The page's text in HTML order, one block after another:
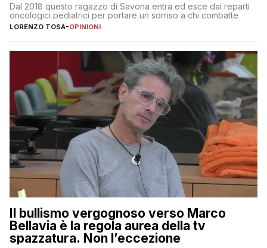
Dal 2018 questo ragazzo di Savona entra ed esce dai reparti
oncologici pediatrici per portare un sorriso a chi combatte
LORENZO TOSA-OPINIONI
Il bullismo vergognoso verso Marco
Bellavia è la regola aurea della tv
spazzatura. Non l’eccezione